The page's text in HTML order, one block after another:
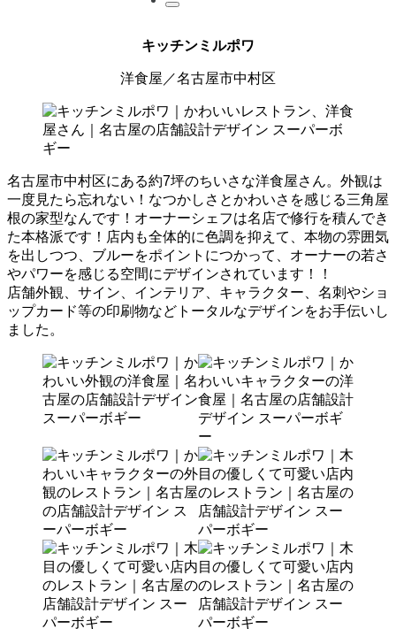
キッチンミルポワ
洋食屋／名古屋市中村区
名古屋市中村区にある約7坪のちいさな洋食屋さん。外観は
一度見たら忘れない！なつかしさとかわいさを感じる三角屋
根の家型なんです！オーナーシェフは名店で修行を積んでき
た本格派です！店内も全体的に色調を抑えて、本物の雰囲気
を出しつつ、ブルーをポイントにつかって、オーナーの若さ
やパワーを感じる空間にデザインされています！！
店舗外観、サイン、インテリア、キャラクター、名刺やショ
ップカード等の印刷物などトータルなデザインをお手伝いし
ました。